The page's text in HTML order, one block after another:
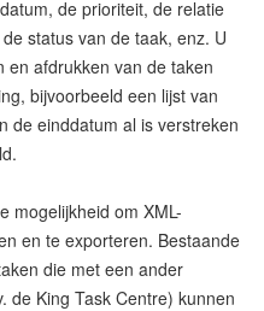
de prioriteit, de relatie
status van de taak, enz. U
en afdrukken van de taken
bijvoorbeeld een lijst van
de einddatum al is verstreken
mogelijkheid om XML-
en te exporteren. Bestaande
die met een ander
de King Task Centre) kunnen